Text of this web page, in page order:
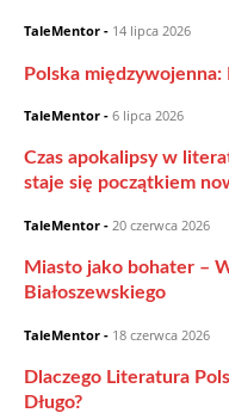
TaleMentor - 14 lipca 2026
Polska
TaleMentor - 6 lipca 2026
Czas apokalipsy w
staje się początkiem
TaleMentor - 20 czerwca 2026
Miasto jako bohater –
Białoszewskiego
TaleMentor - 18 czerwca 2026
Dlaczego Literatura
Długo?